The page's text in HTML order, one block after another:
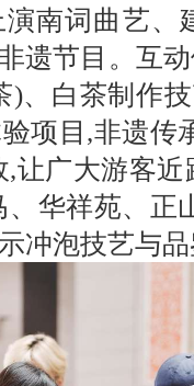
南词曲艺、
遗节目。互
)、白茶制作
项目,非遗传
让广大游客
、华祥苑、正
冲泡技艺与